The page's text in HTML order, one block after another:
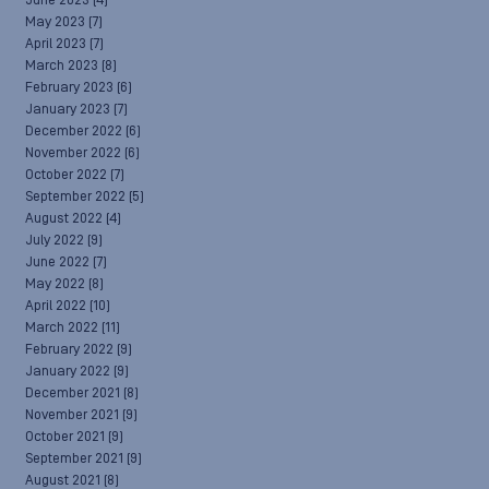
May 2023 (7)
April 2023 (7)
March 2023 (8)
February 2023 (6)
January 2023 (7)
December 2022 (6)
November 2022 (6)
October 2022 (7)
September 2022 (5)
August 2022 (4)
July 2022 (9)
June 2022 (7)
May 2022 (8)
April 2022 (10)
March 2022 (11)
February 2022 (9)
January 2022 (9)
December 2021 (8)
November 2021 (9)
October 2021 (9)
September 2021 (9)
August 2021 (8)